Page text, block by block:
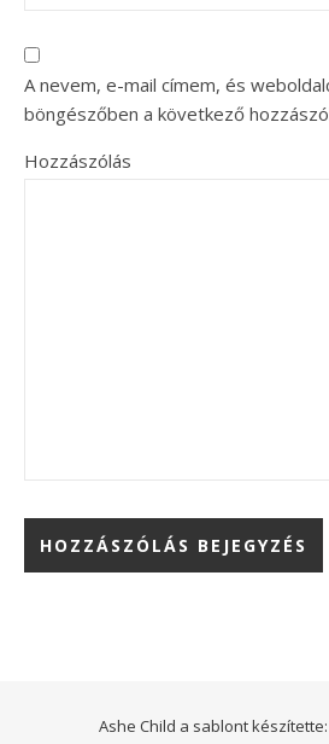
A nevem, e-mail címem, és
böngészőben a következő
Hozzászólás
Ashe Child a sablont készítette: